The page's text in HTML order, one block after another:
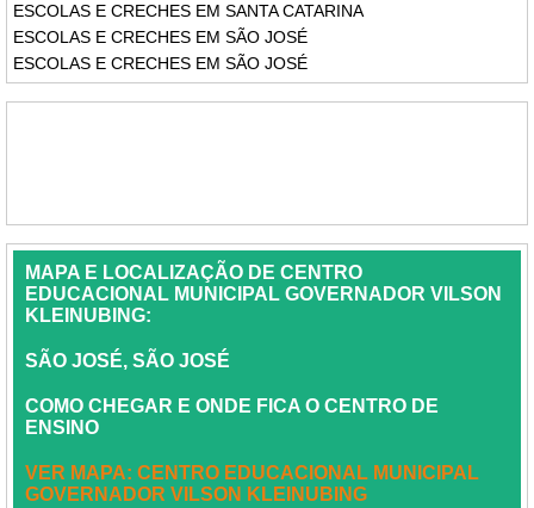
ESCOLAS E CRECHES EM SANTA CATARINA
ESCOLAS E CRECHES EM SÃO JOSÉ
ESCOLAS E CRECHES EM SÃO JOSÉ
MAPA E LOCALIZAÇÃO DE CENTRO
EDUCACIONAL MUNICIPAL GOVERNADOR VILSON
KLEINUBING:
SÃO JOSÉ, SÃO JOSÉ
COMO CHEGAR E ONDE FICA O CENTRO DE
ENSINO
VER MAPA: CENTRO EDUCACIONAL MUNICIPAL
GOVERNADOR VILSON KLEINUBING